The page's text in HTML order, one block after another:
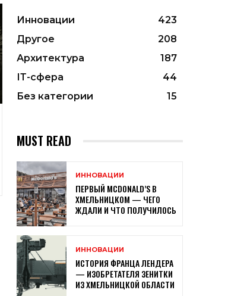
Инновации
423
Другое
208
Архитектура
187
ІТ-сфера
44
Без категории
15
MUST READ
ИННОВАЦИИ
ПЕРВЫЙ MCDONALD’S В
ХМЕЛЬНИЦКОМ — ЧЕГО
ЖДАЛИ И ЧТО ПОЛУЧИЛОСЬ
ИННОВАЦИИ
ИСТОРИЯ ФРАНЦА ЛЕНДЕРА
— ИЗОБРЕТАТЕЛЯ ЗЕНИТКИ
ИЗ ХМЕЛЬНИЦКОЙ ОБЛАСТИ